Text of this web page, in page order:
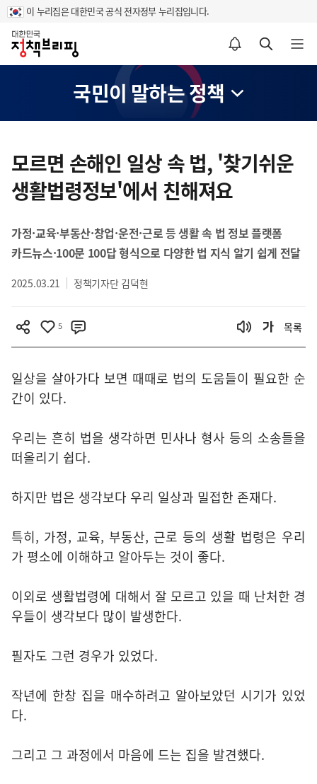
이 누리집은 대한민국 공식 전자정부 누리집입니다.
홈
알림설정 바로가기 검색 바로가기 메뉴 열기
국민이 말하는 정책
텐
츠
영
모르면 손해인 일상 속 법, '찾기쉬운
생활법령정보'에서 친해져요
가정·교육·부동산·창업·운전·근로 등 생활 속 법 정보 플랫폼
카드뉴스·100문 100답 형식으로 다양한 법 지식 알기 쉽게 전달
2025.03.21 정책기자단 김덕현
5 목록
일상을 살아가다 보면 때때로 법의 도움들이 필요한 순
간이 있다.
우리는 흔히 법을 생각하면 민사나 형사 등의 소송들을
떠올리기 쉽다.
하지만 법은 생각보다 우리 일상과 밀접한 존재다.
특히, 가정, 교육, 부동산, 근로 등의 생활 법령은 우리
가 평소에 이해하고 알아두는 것이 좋다.
이외로 생활법령에 대해서 잘 모르고 있을 때 난처한 경
우들이 생각보다 많이 발생한다.
필자도 그런 경우가 있었다.
작년에 한창 집을 매수하려고 알아보았던 시기가 있었
다.
그리고 그 과정에서 마음에 드는 집을 발견했다.